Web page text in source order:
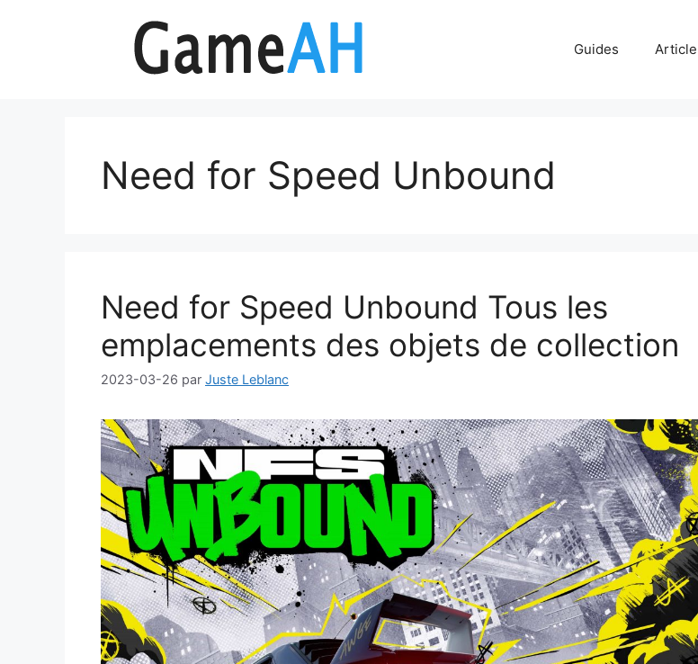
Guides Article
Need for Speed Unbound
Need for Speed Unbound Tous les
emplacements des objets de collection
2023-03-26 par Juste Leblanc